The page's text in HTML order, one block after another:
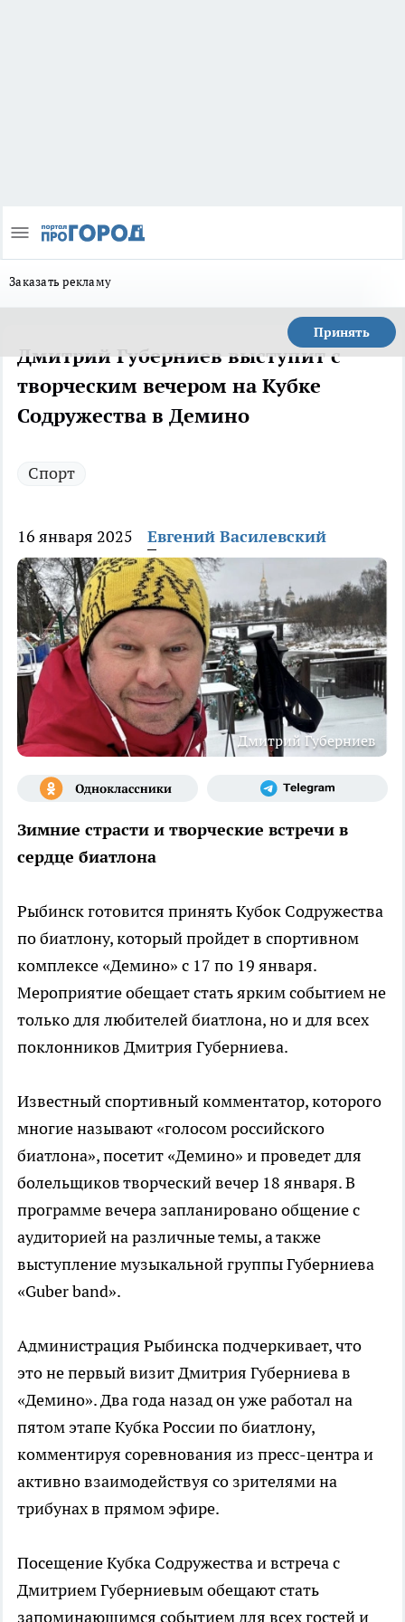
Заказать рекламу
Принять
Дмитрий Губерниев выступит с
творческим вечером на Кубке
Содружества в Демино
Спорт
16 января 2025 Евгений Василевский
Дмитрий Губерниев
Зимние страсти и творческие встречи в
сердце биатлона
Рыбинск готовится принять Кубок Содружества
по биатлону, который пройдет в спортивном
комплексе «Демино» с 17 по 19 января.
Мероприятие обещает стать ярким событием не
только для любителей биатлона, но и для всех
поклонников Дмитрия Губерниева.
Известный спортивный комментатор, которого
многие называют «голосом российского
биатлона», посетит «Демино» и проведет для
болельщиков творческий вечер 18 января. В
программе вечера запланировано общение с
аудиторией на различные темы, а также
выступление музыкальной группы Губерниева
«Guber band».
Администрация Рыбинска подчеркивает, что
это не первый визит Дмитрия Губерниева в
«Демино». Два года назад он уже работал на
пятом этапе Кубка России по биатлону,
комментируя соревнования из пресс-центра и
активно взаимодействуя со зрителями на
трибунах в прямом эфире.
Посещение Кубка Содружества и встреча с
Дмитрием Губерниевым обещают стать
запоминающимся событием для всех гостей и